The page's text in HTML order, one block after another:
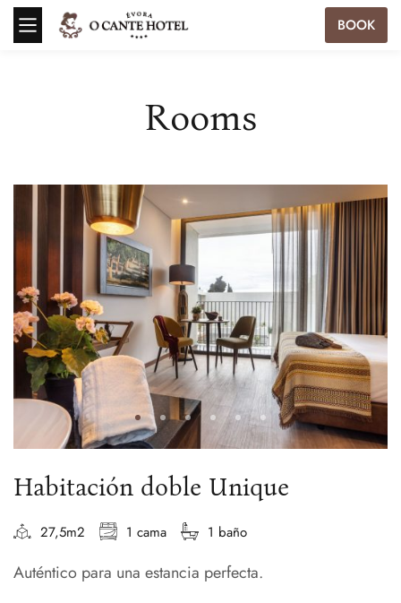
BOOK
Rooms
Habitación doble Unique
27,5m2 1 cama 1 baño
Auténtico para una estancia perfecta.